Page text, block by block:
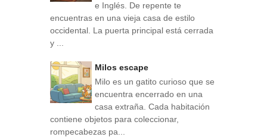
e Inglés. De repente te
encuentras en una vieja casa de estilo
occidental. La puerta principal está cerrada
y ...
Milos escape
Milo es un gatito curioso que se
encuentra encerrado en una
casa extraña. Cada habitación
contiene objetos para coleccionar,
rompecabezas pa...